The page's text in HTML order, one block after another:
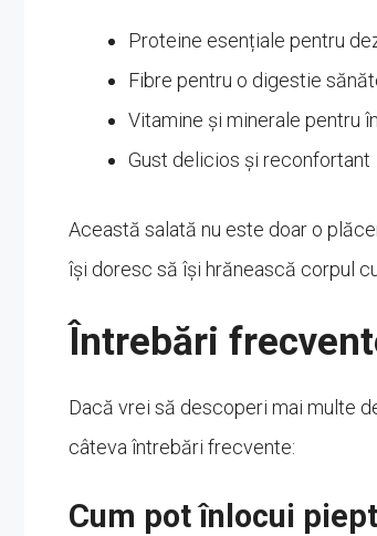
Proteine esențiale pentru
Fibre pentru o digestie
Vitamine și minerale pentru
Gust delicios și reconfortant
Această salată nu este doar o
își doresc să își hrănească corpul
Întrebări
Dacă vrei să descoperi mai multe
câteva întrebări frecvente:
Cum pot înlocui